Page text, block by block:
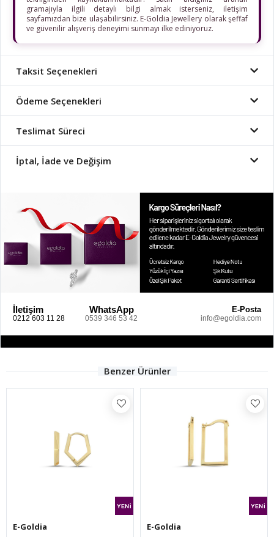
gramajıyla ilgili detaylı bilgi almak isterseniz, iletişim
sayfamızdan bize ulaşabilirsiniz. E-Goldia Jewellery olarak şeffaf
ve güvenilir alışveriş deneyimi sunmayı ilke ediniyoruz.
Taksit Seçenekleri
Ödeme Seçenekleri
Teslimat Süreci
İptal, İade ve Değişim
İletişim
0212 603 11 28
WhatsApp
0539 346 53 42
E-Posta
info@egoldia.com
Benzer Ürünler
E-Goldia E-Goldia